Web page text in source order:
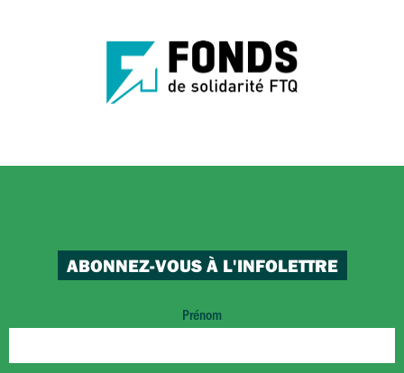
ABONNEZ-VOUS À L'INFOLETTRE
Prénom